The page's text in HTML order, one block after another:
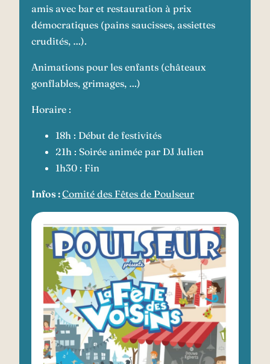
amis avec bar et restauration à prix
démocratiques (pains saucisses, assiettes
crudités, …).
Animations pour les enfants (châteaux
gonflables, grimages, …)
Horaire :
18h : Début de festivités
21h : Soirée animée par DJ Julien
1h30 : Fin
Infos :Comité des Fêtes de Poulseur